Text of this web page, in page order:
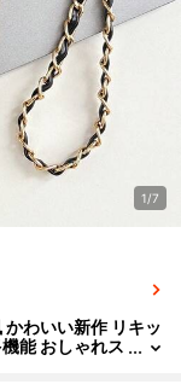
1/7
かわいい新作 リキッ
能 おしゃれス